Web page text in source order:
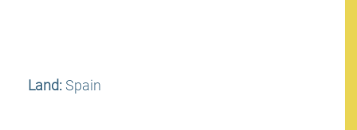
Land: Spain